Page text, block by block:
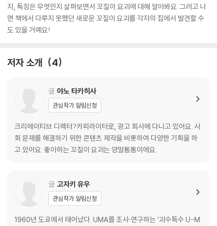
지, 특징은 무엇인지 살펴보면서 꼬질이 요괴에 대해 알아봐요. 그러고 나
면 책에서 다루지 못했던 새로운 꼬질이 요괴를 각자의 집에서 발견할 수
도 있을 거예요!
저자 소개 4
글 야노 타카히사
관심작가 알림신청
크리에이티브 디렉터?카피라이터로, 광고 회사에 다니고 있어요. 사
회 문제를 해결하기 위한 콘텐츠 제작을 비롯하여 다양한 기획을 하
고 있어요. 좋아하는 꼬질이 요괴는 양말통통이에요.
글 고자키 유우
관심작가 알림신청
1960년 도쿄에서 태어났다. UMA를 조사·연구하는 ‘괴수특수 U-M